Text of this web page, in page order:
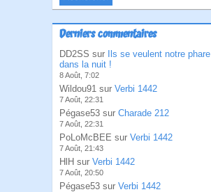
Derniers commentaires
DD2SS sur
Ils se veulent notre phare
dans la nuit !
8 Août, 7:02
Wildou91 sur Verbi 1442
7 Août, 22:31
Pégase53 sur Charade 212
7 Août, 22:31
PoLoMcBEE sur Verbi 1442
7 Août, 21:43
HlH sur Verbi 1442
7 Août, 20:50
Pégase53 sur Verbi 1442